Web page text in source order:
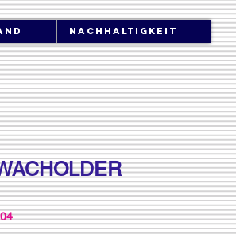
Nachhaltigkeit